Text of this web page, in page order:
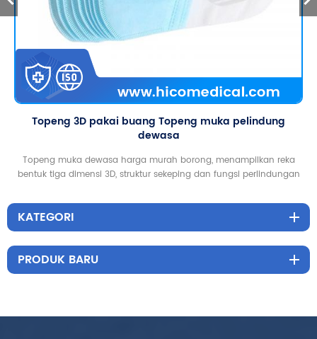
Topeng 3D pakai buang Topeng muka pelindung
dewasa
Topeng muka dewasa harga murah borong, menampilkan reka
bentuk tiga dimensi 3D, struktur sekeping dan fungsi perlindungan
KATEGORI
PRODUK BARU